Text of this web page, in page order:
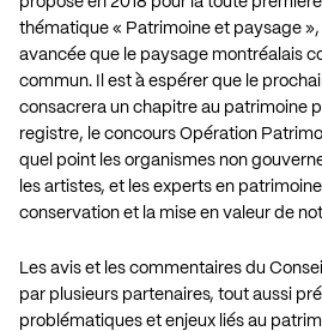
thématique « Patrimoine et paysage »,
avancée que le paysage montréalais
commun. Il est à espérer que le
consacrera un chapitre au patrimoine
registre, le concours Opération
quel point les organismes non
les artistes, et les experts en
conservation et la mise en valeur de
Les avis et les commentaires du
par plusieurs partenaires, tout aussi
problématiques et enjeux liés au